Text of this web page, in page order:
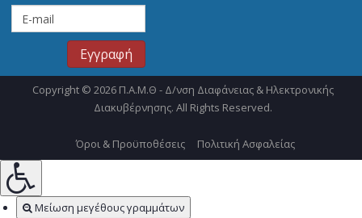
Copyright © 2026 Π.Α.Μ.Θ - Δ/νση Διαφάνειας & Ηλεκτρονικής
Διακυβέρνησης. All Rights Reserved.
Όροι & Προϋποθέσεις Πολιτική Ασφαλείας
Μείωση μεγέθους γραμμάτων